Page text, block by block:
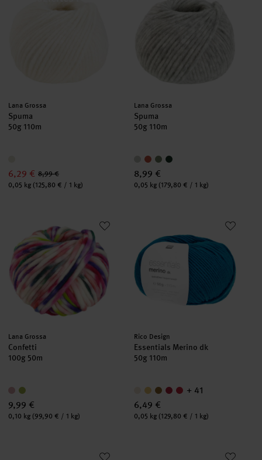
Hersteller:
Lana Grossa
Spuma
50g 110m
6,29 € 8,99 €
Inhalt:
0,05 kg (125,80 € / 1 kg)
Hersteller:
Lana Grossa
Spuma
50g 110m
8,99 €
Inhalt:
0,05 kg (179,80 € / 1 kg)
Hersteller:
Lana Grossa
Confetti
100g 50m
9,99 €
Inhalt:
0,10 kg (99,90 € / 1 kg)
Hersteller:
Rico Design
Essentials Merino dk
50g 110m
+ 41
6,49 €
Inhalt:
0,05 kg (129,80 € / 1 kg)
Creative Mohair Melange Essentials Soft Merino aran